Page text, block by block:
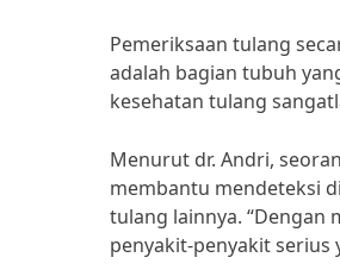
Pemeriksaan tulang
adalah bagian tubuh
kesehatan tulang
Menurut dr. Andri,
membantu mendeteksi
tulang lainnya. “Dengan
penyakit-penyakit serius